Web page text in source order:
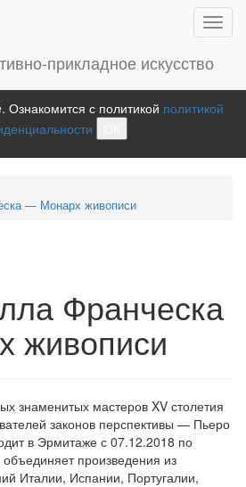
с политикой политикой
— Монарх живописи
Франческа
живописи
знаменитых мастеров XV столетия
законов перспективы — Пьеро
в Эрмитаже с 07.12.2018 по
произведения из
Италии, Испании, Португалии,